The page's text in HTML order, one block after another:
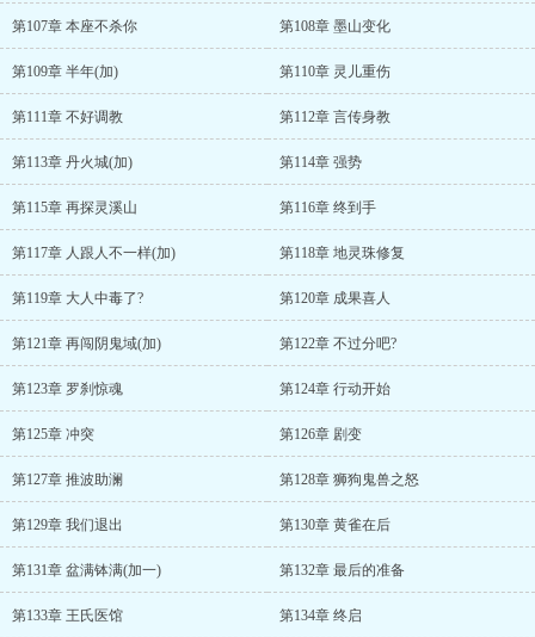
第107章 本座不杀你 第108章 墨山变化
第109章 半年(加) 第110章 灵儿重伤
第111章 不好调教 第112章 言传身教
第113章 丹火城(加) 第114章 强势
第115章 再探灵溪山 第116章 终到手
第117章 人跟人不一样(加) 第118章 地灵珠修复
第119章 大人中毒了? 第120章 成果喜人
第121章 再闯阴鬼域(加) 第122章 不过分吧?
第123章 罗刹惊魂 第124章 行动开始
第125章 冲突 第126章 剧变
第127章 推波助澜 第128章 狮狗鬼兽之怒
第129章 我们退出 第130章 黄雀在后
第131章 盆满钵满(加一) 第132章 最后的准备
第133章 王氏医馆 第134章 终启